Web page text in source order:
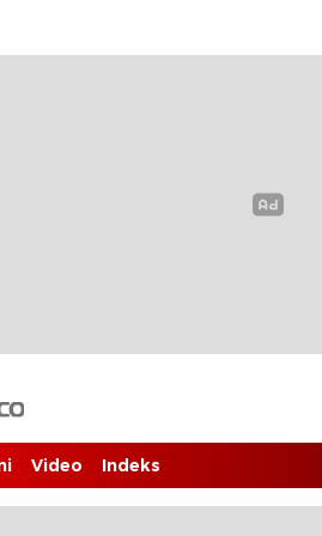
Video Indeks